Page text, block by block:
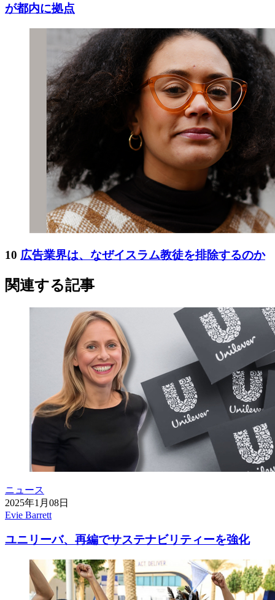
が都内に拠点
10 広告業界は、なぜイスラム教徒を排除するのか
関連する記事
ニュース
2025年1月08日
Evie Barrett
ユニリーバ、再編でサステナビリティーを強化